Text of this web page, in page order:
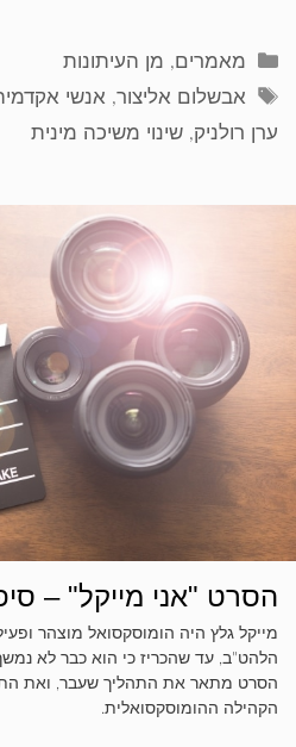
קטגוריות
מאמרים, מן העיתונות
תגיות
אבשלום אליצור, אנשי
ערן רולניק, שינוי משיכה מינית
הסרט "אני מייקל" –
מייקל גלץ היה הומוסקסואל מוצהר
הלהט"ב, עד שהכריז כי הוא כבר לא
הסרט מתאר את התהליך שעבר, ואת
הקהילה ההומוסקסואלית.